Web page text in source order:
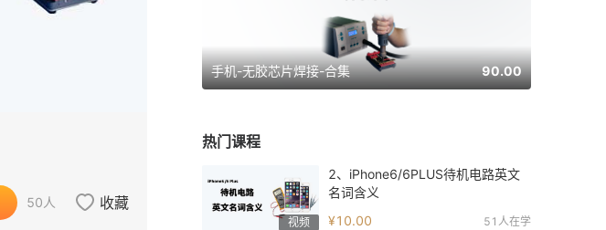
50 人 收藏
手机-无胶芯片焊接-合集 90.00
热门课程
视频
2、iPhone6/6PLUS待机电路英文
名词含义
¥10.00
51 人在学